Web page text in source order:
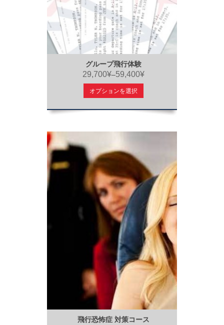
グループ飛行体験
29,700¥–59,400¥
オプションを選択
飛行恐怖症 対策コース